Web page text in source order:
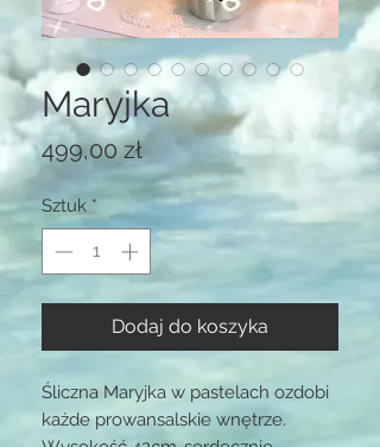
Maryjka
499,00 złCena
Sztuk *
Dodaj do koszyka
Śliczna Maryjka w pastelach ozdobi
każde prowansalskie wnętrze.